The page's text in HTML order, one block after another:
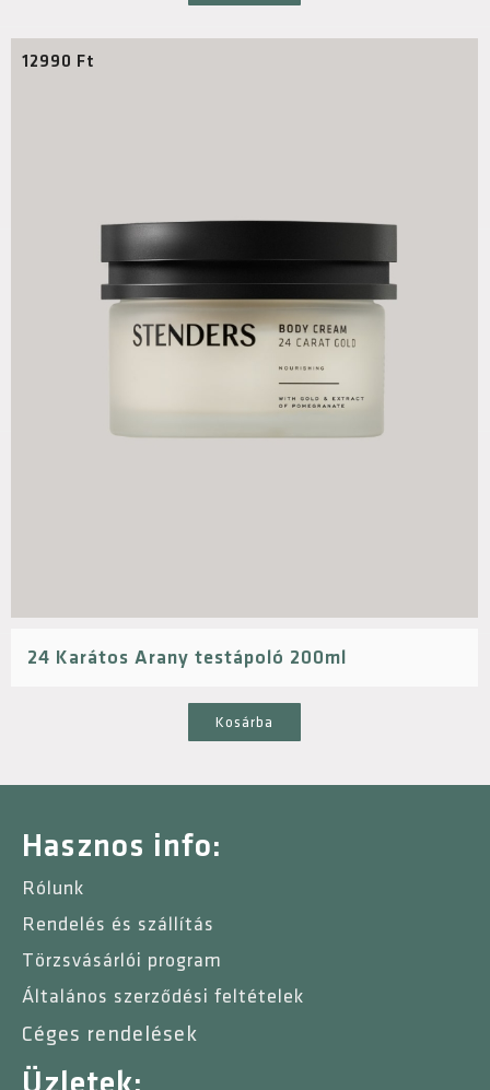
12990 Ft
24 Karátos Arany testápoló 200ml
Kosárba
Hasznos info:
Rólunk
Rendelés és szállítás
Törzsvásárlói program
Általános szerződési feltételek
Céges rendelések